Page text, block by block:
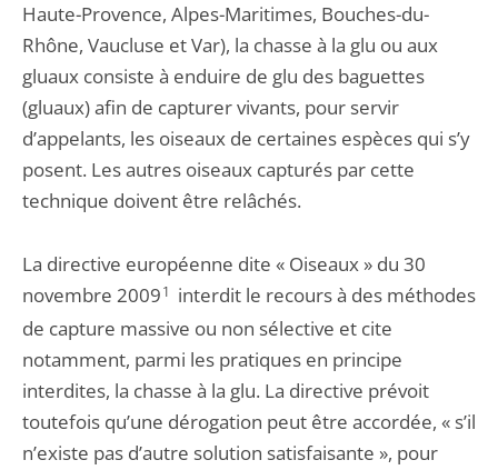
Haute-Provence, Alpes-Maritimes, Bouches-du-
Rhône, Vaucluse et Var), la chasse à la glu ou aux
gluaux consiste à enduire de glu des baguettes
(gluaux) afin de capturer vivants, pour servir
d’appelants, les oiseaux de certaines espèces qui s’y
posent. Les autres oiseaux capturés par cette
technique doivent être relâchés.
La directive européenne dite « Oiseaux » du 30
novembre 20091 interdit le recours à des méthodes
de capture massive ou non sélective et cite
notamment, parmi les pratiques en principe
interdites, la chasse à la glu. La directive prévoit
toutefois qu’une dérogation peut être accordée, « s’il
n’existe pas d’autre solution satisfaisante », pour